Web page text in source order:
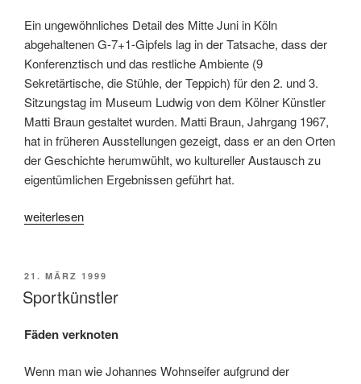
Ein ungewöhnliches Detail des Mitte Juni in Köln
abgehaltenen G-7+1-Gipfels lag in der Tatsache, dass der
Konferenztisch und das restliche Ambiente (9
Sekretärtische, die Stühle, der Teppich) für den 2. und 3.
Sitzungstag im Museum Ludwig von dem Kölner Künstler
Matti Braun gestaltet wurden. Matti Braun, Jahrgang 1967,
hat in früheren Ausstellungen gezeigt, dass er an den Orten
der Geschichte herumwühlt, wo kultureller Austausch zu
eigentümlichen Ergebnissen geführt hat.
„Gipfeltisch-
G8-
‚Sitzecke‘
von
Matti
weiterlesen
VERÖFFENTLICHT
AM
21. MÄRZ 1999
Sportkünstler
Fäden verknoten
Wenn man wie Johannes Wohnseifer aufgrund der